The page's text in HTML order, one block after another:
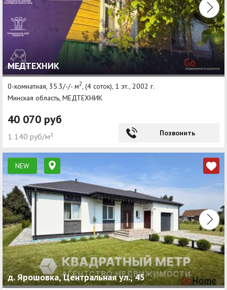
МЕДТЕХНИК
0-комнатная, 35.3/-/- м2 , (4 соток), 1 эт., 2002 г.
Минская область, МЕДТЕХНИК
40 070 руб
1 140 руб/м² Позвонить
NEW
д. Ярошовка, Центральная ул., 45